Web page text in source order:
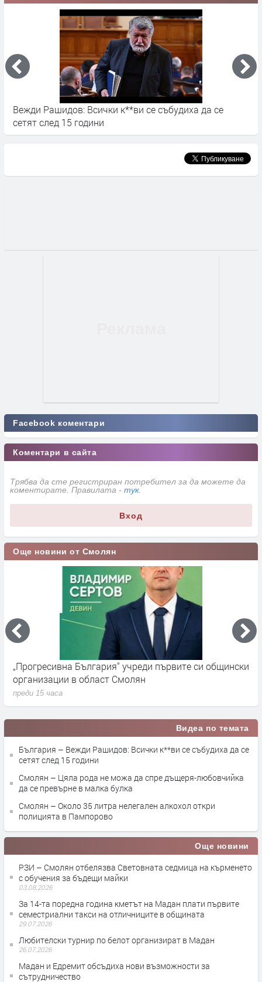
Вежди Рашидов: Всички к**ви се събудиха да се
сетят след 15 години
Facebook коментари
Коментари в сайта
Трябва да сте регистриран потребител за да можете да
коментирате. Правилата - тук
Вход
Още новини от Смолян
„Прогресивна България“ учреди първите си общински
организации в област Смолян
преди 15 часа
Видеа по темата
България – Вежди Рашидов: Всички к**ви се събудиха да се
сетят след 15 години
Смолян – Цяла рода не можа да спре дъщеря-любовчийка
да се превърне в малка булка
Смолян – Около 35 литра нелегален алкохол откри
полицията в Пампорово
Още новини
РЗИ – Смолян отбелязва Световната седмица на кърменето
с обучения за бъдещи майки
03.08.2026
За 14-та поредна година кметът на Мадан плати първите
семестриални такси на отличниците в общината
29.07.2026
Любителски турнир по белот организират в Мадан
26.07.2026
Мадан и Едремит обсъдиха нови възможности за
сътрудничество